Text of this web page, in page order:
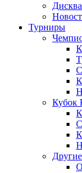
Турниры
Кубок